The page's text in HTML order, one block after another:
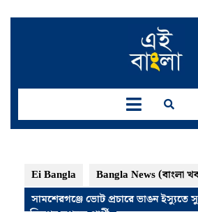
Open
Ei Bangla Bangla News (বাংলা
সামশেরগঞ্জে ভোট প্রচারে ভাঙন ইস্যুতে